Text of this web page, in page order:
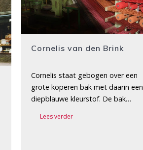
Cornelis van den Brink
Cornelis staat gebogen over een
grote koperen bak met daarin een
diepblauwe kleurstof. De bak…
Lees verder